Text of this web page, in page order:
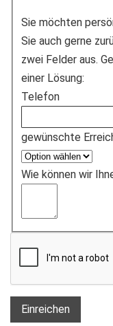
Sie möchten
Sie auch gerne
zwei Felder aus.
einer Lösung:
Telefon
gewünschte
Wie können wir
Einreichen